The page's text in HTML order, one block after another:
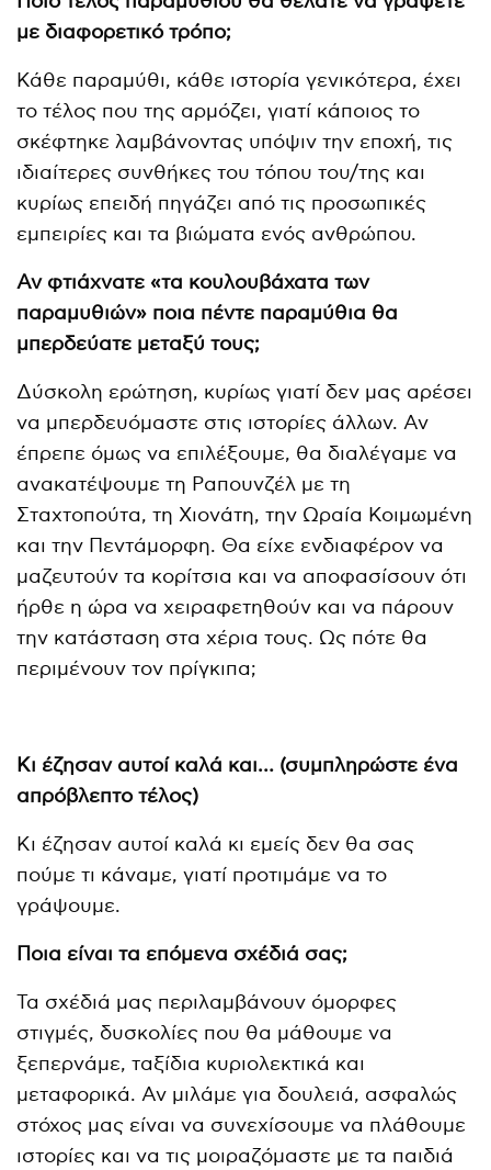
με διαφορετικό τρόπο;
Κάθε παραμύθι, κάθε ιστορία γενικότερα, έχει
το τέλος που της αρμόζει, γιατί κάποιος το
σκέφτηκε λαμβάνοντας υπόψιν την εποχή, τις
ιδιαίτερες συνθήκες του τόπου του/της και
κυρίως επειδή πηγάζει από τις προσωπικές
εμπειρίες και τα βιώματα ενός ανθρώπου.
Αν φτιάχνατε «τα κουλουβάχατα των
παραμυθιών» ποια πέντε παραμύθια θα
μπερδεύατε μεταξύ τους;
Δύσκολη ερώτηση, κυρίως γιατί δεν μας αρέσει
να μπερδευόμαστε στις ιστορίες άλλων. Αν
έπρεπε όμως να επιλέξουμε, θα διαλέγαμε να
ανακατέψουμε τη Ραπουνζέλ με τη
Σταχτοπούτα, τη Χιονάτη, την Ωραία Κοιμωμένη
και την Πεντάμορφη. Θα είχε ενδιαφέρον να
μαζευτούν τα κορίτσια και να αποφασίσουν ότι
ήρθε η ώρα να χειραφετηθούν και να πάρουν
την κατάσταση στα χέρια τους. Ως πότε θα
περιμένουν τον πρίγκιπα;
Κι έζησαν αυτοί καλά και… (συμπληρώστε ένα
απρόβλεπτο τέλος)
Κι έζησαν αυτοί καλά κι εμείς δεν θα σας
πούμε τι κάναμε, γιατί προτιμάμε να το
γράψουμε.
Ποια είναι τα επόμενα σχέδιά σας;
Τα σχέδιά μας περιλαμβάνουν όμορφες
στιγμές, δυσκολίες που θα μάθουμε να
ξεπερνάμε, ταξίδια κυριολεκτικά και
μεταφορικά. Αν μιλάμε για δουλειά, ασφαλώς
στόχος μας είναι να συνεχίσουμε να πλάθουμε
ιστορίες και να τις μοιραζόμαστε με τα παιδιά